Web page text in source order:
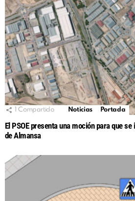
Compartido Noticias Portada
El PSOE presenta una moción para que
de Almansa